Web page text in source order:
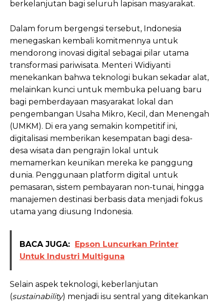
berkelanjutan bagi seluruh lapisan masyarakat.
Dalam forum bergengsi tersebut, Indonesia
menegaskan kembali komitmennya untuk
mendorong inovasi digital sebagai pilar utama
transformasi pariwisata. Menteri Widiyanti
menekankan bahwa teknologi bukan sekadar alat,
melainkan kunci untuk membuka peluang baru
bagi pemberdayaan masyarakat lokal dan
pengembangan Usaha Mikro, Kecil, dan Menengah
(UMKM). Di era yang semakin kompetitif ini,
digitalisasi memberikan kesempatan bagi desa-
desa wisata dan pengrajin lokal untuk
memamerkan keunikan mereka ke panggung
dunia. Penggunaan platform digital untuk
pemasaran, sistem pembayaran non-tunai, hingga
manajemen destinasi berbasis data menjadi fokus
utama yang diusung Indonesia.
BACA JUGA: Epson Luncurkan Printer
Untuk Industri Multiguna
Selain aspek teknologi, keberlanjutan
(sustainability) menjadi isu sentral yang ditekankan